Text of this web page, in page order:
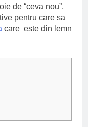
de “ceva nou”,
pentru care sa
care este din lemn